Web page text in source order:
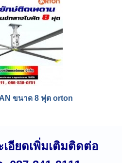
ขนาด 8 ฟุต orton
อียดเพิ่มเติมติดต่อ